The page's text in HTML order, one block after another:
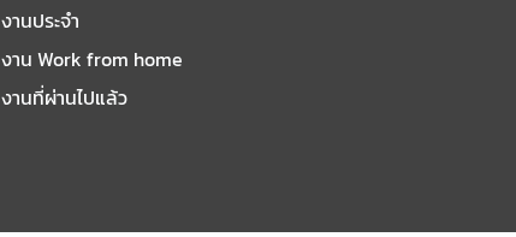
งานประจำ
งาน Work from home
งานที่ผ่านไปแล้ว